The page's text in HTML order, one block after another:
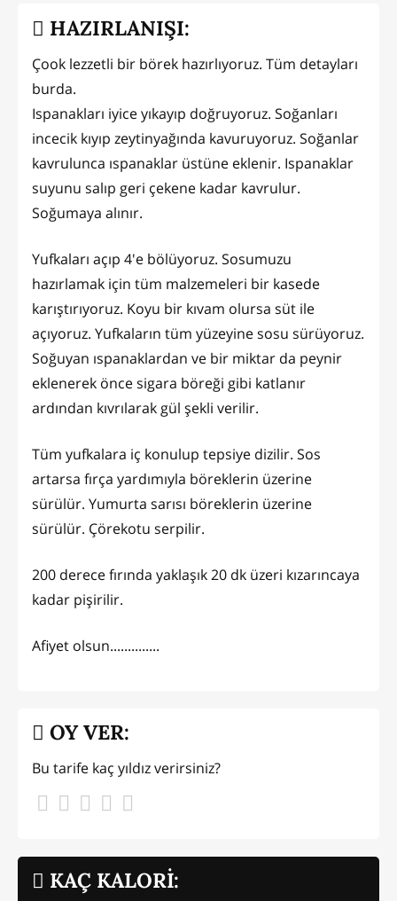
HAZIRLANIŞI:
Çook lezzetli bir börek hazırlıyoruz. Tüm detayları
burda.
Ispanakları iyice yıkayıp doğruyoruz. Soğanları
incecik kıyıp zeytinyağında kavuruyoruz. Soğanlar
kavrulunca ıspanaklar üstüne eklenir. Ispanaklar
suyunu salıp geri çekene kadar kavrulur.
Soğumaya alınır.
Yufkaları açıp 4'e bölüyoruz. Sosumuzu
hazırlamak için tüm malzemeleri bir kasede
karıştırıyoruz. Koyu bir kıvam olursa süt ile
açıyoruz. Yufkaların tüm yüzeyine sosu sürüyoruz.
Soğuyan ıspanaklardan ve bir miktar da peynir
eklenerek önce sigara böreği gibi katlanır
ardından kıvrılarak gül şekli verilir.
Tüm yufkalara iç konulup tepsiye dizilir. Sos
artarsa fırça yardımıyla böreklerin üzerine
sürülür. Yumurta sarısı böreklerin üzerine
sürülür. Çörekotu serpilir.
200 derece fırında yaklaşık 20 dk üzeri kızarıncaya
kadar pişirilir.
Afiyet olsun..............
KAÇ KALORİ:
OY VER:
Bu tarife kaç yıldız verirsiniz?